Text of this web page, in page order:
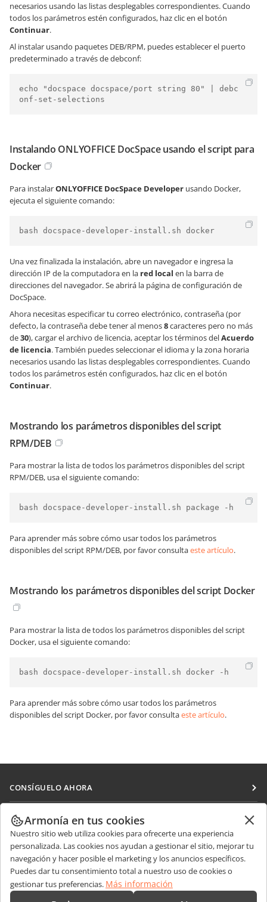
necesarios usando las listas desplegables correspondientes. Cuando
todos los parámetros estén configurados, haz clic en el botón
Continuar.
Al instalar usando paquetes DEB/RPM, puedes establecer el puerto
predeterminado a través de debconf:
echo "docspace docspace/port string 80" | debc
onf-set-selections
Instalando ONLYOFFICE DocSpace usando el script para
Docker
Para instalarONLYOFFICE DocSpace Developer usando Docker,
ejecuta el siguiente comando:
bash docspace-developer-install.sh docker
Una vez finalizada la instalación, abre un navegador e ingresa la
dirección IP de la computadora en la red local en la barra de
direcciones del navegador. Se abrirá la página de configuración de
DocSpace.
Ahora necesitas especificar tu correo electrónico, contraseña (por
defecto, la contraseña debe tener al menos8caracteres pero no más
de30), cargar el archivo de licencia, aceptar los términos delAcuerdo
de licencia. También puedes seleccionar el idioma y la zona horaria
necesarios usando las listas desplegables correspondientes. Cuando
todos los parámetros estén configurados, haz clic en el botón
Continuar.
Mostrando los parámetros disponibles del script
RPM/DEB
Para mostrar la lista de todos los parámetros disponibles del script
RPM/DEB, usa el siguiente comando:
bash docspace-developer-install.sh package -h
Para aprender más sobre cómo usar todos los parámetros
disponibles del script RPM/DEB, por favor consultaeste artículo.
Mostrando los parámetros disponibles del script Docker
Para mostrar la lista de todos los parámetros disponibles del script
Docker, usa el siguiente comando:
bash docspace-developer-install.sh docker -h
Para aprender más sobre cómo usar todos los parámetros
disponibles del script Docker, por favor consultaeste artículo.
CONSÍGUELO AHORA
Docs
DocSpace
Workspace
Conectores
Aplicaciones de escritorio
COLABORAR
Para colaboradores
Para traductores
Para influencers
Vacantes
RECIBIR NOTICIAS
Blog
OBTENER AYUDA
Foro
Armonía en tus cookies
Nuestro sitio web utiliza cookies para ofrecerte una experiencia
personalizada. Las cookies nos ayudan a gestionar el sitio, mejorar tu
navegación y hacer posible el marketing y los anuncios específicos.
Puedes dar tu consentimiento total a nuestro uso de cookies o
gestionar tus preferencias. Más información